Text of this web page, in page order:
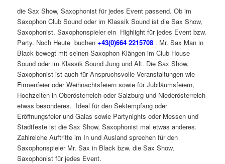
die Sax Show, Saxophonist für jedes Event passend. Ob im
Saxophon Club Sound oder im Klassik Sound ist die Sax Show,
Saxophonist, Saxophonspieler ein Highlight für jedes Event bzw.
Party. Noch Heute buchen+43(0)664 2215708 . Mr. Sax Man in
Black bewegt mit seinen Saxophon Klängen im Club House
Sound oder im Klassik Sound Jung und Alt. Die Sax Show,
Saxophonist ist auch für Anspruchsvolle Veranstaltungen wie
Firmenfeier oder Weihnachtsfeiern sowie für Jubiläumsfeiern,
Hochzeiten in Oberösterreich oder Salzburg und Niederösterreich
etwas besonderes. Ideal für den Sektempfang oder
Eröffnungsfeier und Galas sowie Partynights oder Messen und
Stadtfeste ist die Sax Show, Saxophonist mal etwas anderes.
Zahlreiche Auftritte im In und Ausland sprechen für den
Saxophonspieler Mr. Sax in Black bzw. die Sax Show,
Saxophonist für jedes Event.